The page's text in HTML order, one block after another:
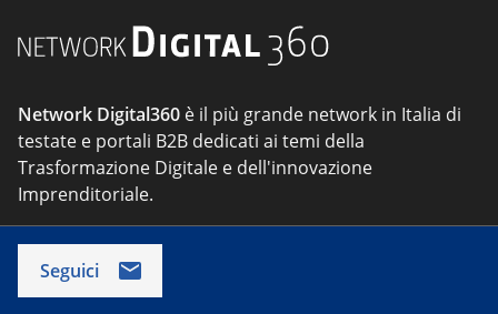
Network Digital360 è il più grande network in Italia di
testate e portali B2B dedicati ai temi della
Trasformazione Digitale e dell'innovazione
Imprenditoriale.
Seguici